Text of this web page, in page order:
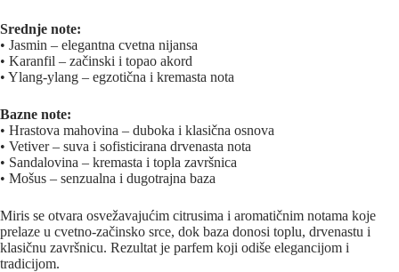
Srednje note:
• Jasmin – elegantna cvetna nijansa
• Karanfil – začinski i topao akord
• Ylang-ylang – egzotična i kremasta nota
Bazne note:
• Hrastova mahovina – duboka i klasična osnova
• Vetiver – suva i sofisticirana drvenasta nota
• Sandalovina – kremasta i topla završnica
• Mošus – senzualna i dugotrajna baza
Miris se otvara osvežavajućim citrusima i aromatičnim notama koje
prelaze u cvetno-začinsko srce, dok baza donosi toplu, drvenastu i
klasičnu završnicu. Rezultat je parfem koji odiše elegancijom i
tradicijom.